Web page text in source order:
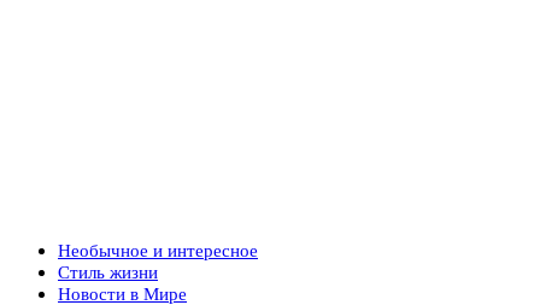
Необычное и интересное
Стиль жизни
Новости в Мире